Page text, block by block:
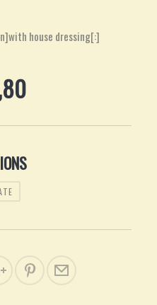
house dressing[:]